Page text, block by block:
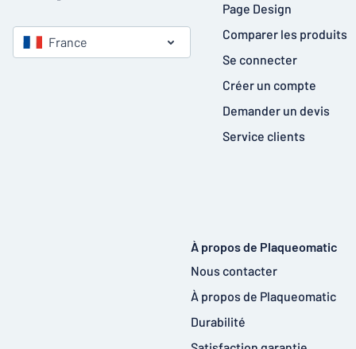
France
Page Design
Comparer les produits
Se connecter
Créer un compte
Demander un devis
Service clients
À propos de Plaqueomatic
Nous contacter
À propos de Plaqueomatic
Durabilité